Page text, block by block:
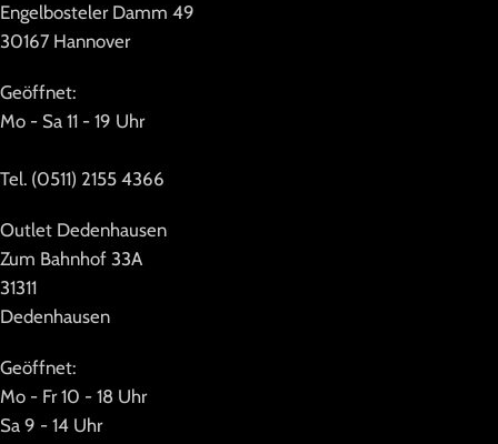
Engelbosteler Damm 49
30167 Hannover
Geöffnet:
Mo - Sa 11 - 19 Uhr
Tel. (0511) 2155 4366
Outlet Dedenhausen
Zum Bahnhof 33A
31311
Dedenhausen
Geöffnet:
Mo - Fr 10 - 18 Uhr
Sa 9 - 14 Uhr